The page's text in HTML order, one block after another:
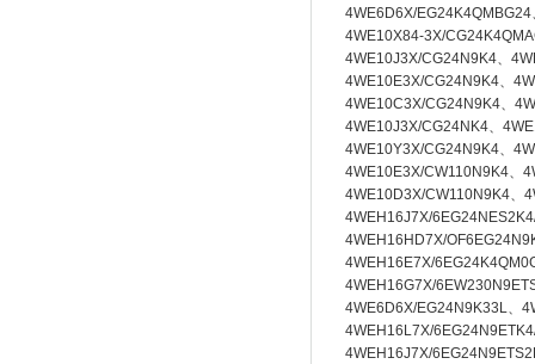
4WE6D6X/
4WE10X84-3X/
4WE10J3X/CG24N9K4、
4WE10E3X/CG24N9K4、
4WE10C3X/CG24N9K4、
4WE10J3X/CG24NK4、
4WE10Y3X/CG24N9K4、
4WE10E3X/CW110N9K4、
4WE10D3X/CW110N9K4、
4WEH16J7X/
4WEH16HD7X/
4WEH16E7X/
4WEH16G7X/
4WE6D6X/EG24N9K33L、
4WEH16L7X/
4WEH16J7X/